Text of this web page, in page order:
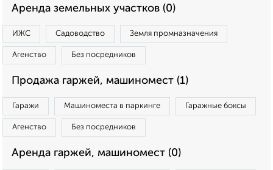
Аренда земельных участков (0)
ИЖС Садоводство Земля промназначения
Агенство Без посредников
Продажа гаржей, машиномест (1)
Гаражи Машиноместа в паркинге Гаражные боксы
Агенство Без посредников
Аренда гаржей, машиномест (0)